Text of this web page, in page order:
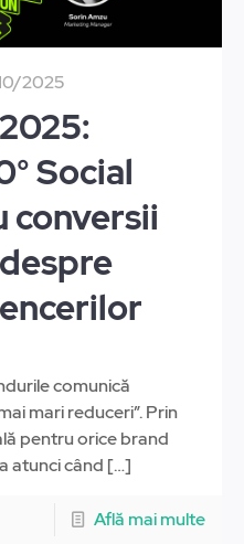
2025
Social
conversii
comunică
mari reduceri”. Prin
pentru orice brand
atunci când […]
Află mai multe